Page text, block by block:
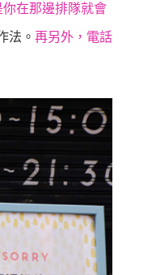
在那邊排隊就會
法。 再另外，電話